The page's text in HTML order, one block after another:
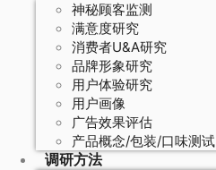
神秘顾客监测
满意度研究
消费者U&A研究
品牌形象研究
用户体验研究
用户画像
广告效果评估
产品概念/包装/口味测试
调研方法